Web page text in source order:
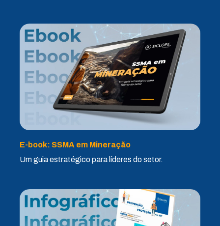
E-book: SSMA em Mineração
Um guia estratégico para líderes do setor.